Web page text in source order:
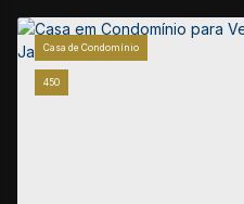
450
Casa de Condomínio